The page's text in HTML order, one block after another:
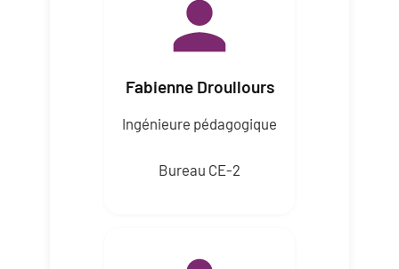
Fabienne Droullours
Ingénieure pédagogique
Bureau CE-2